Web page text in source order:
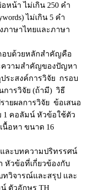
หน้า ไม่เกิน 250 คำ
ไม่เกิน 5 คำ
าษาไทยและภาษา
อบด้วยหลักสำคัญคือ
ความสำคัญของปัญหา
ระสงค์การวิจัย กรอบ
ารวิจัย (ถ้ามี) วิธี
ายผลการวิจัย ข้อเสนอ
1 คอลัมน์ หัวข้อใช้ตัว
นื้อหา ขนาด 16
ละบทความปริทรรศน์
วข้อที่เกี่ยวข้องกับ
ทวิจารณ์และสรุป และ
ตัวอักษร TH